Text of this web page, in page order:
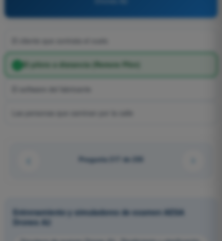
El piloto a distancia (Remote Pilot)
Pregunta 217 de 255
Entrenamiento y simuladores de examen AESA
Drones A2